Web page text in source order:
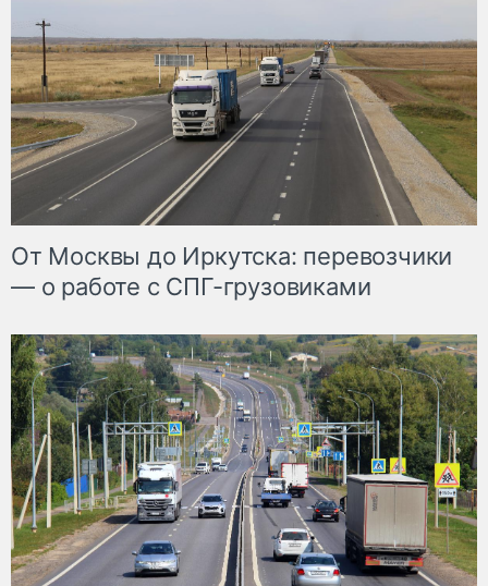
От Москвы до Иркутска: перевозчики
— о работе с СПГ-грузовиками